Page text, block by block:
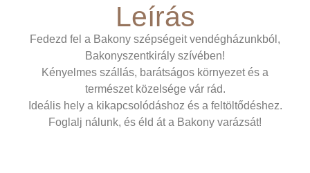
Leírás
Fedezd fel a Bakony szépségeit vendégházunkból,
Bakonyszentkirály szívében!
Kényelmes szállás, barátságos környezet és a
természet közelsége vár rád.
Ideális hely a kikapcsolódáshoz és a feltöltődéshez.
Foglalj nálunk, és éld át a Bakony varázsát!